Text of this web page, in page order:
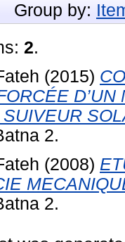
Group by:
2.
(2015)
2.
(2008)
2.